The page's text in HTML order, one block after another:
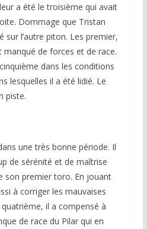
a été le troisième qui avait
Dommage que Tristan
sur l’autre piton. Les premier,
de forces et de race.
dans les conditions
lesquelles il a été lidié. Le
piste.
une très bonne période. Il
de sérénité et de maîtrise
son premier toro. En jouant
à corriger les mauvaises
quatrième, il a compensé à
de race du Pilar qui en